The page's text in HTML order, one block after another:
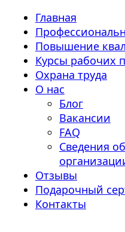
Главная
Повышение
Курсы рабочих
Охрана труда
О нас
Блог
Вакансии
FAQ
Сведения
Отзывы
Подарочный
Контакты